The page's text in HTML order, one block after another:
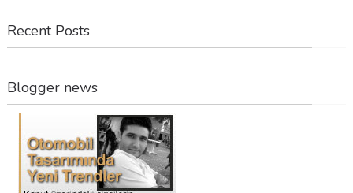
Recent Posts
Blogger news